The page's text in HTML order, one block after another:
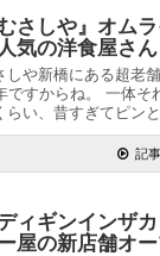
むさしや』オム
気の洋食屋さ
しや新橋にある超老
ですからね。 一体
らい、昔すぎてピン
記
ディギンインザ
屋の新店舗オ